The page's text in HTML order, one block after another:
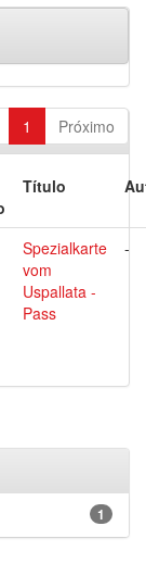
1 Próximo
Título
Spezialkarte
vom
Uspallata -
Pass
-
1